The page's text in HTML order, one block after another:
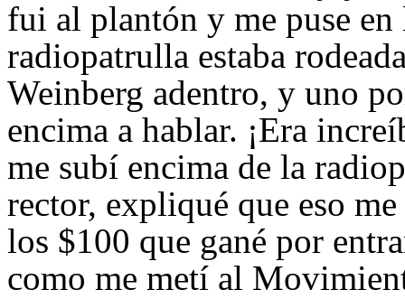
fui al plantón y me puse
radiopatrulla estaba
Weinberg adentro, y uno
encima a hablar. ¡Era
me subí encima de la
rector, expliqué que eso
los $100 que gané por
como me metí al